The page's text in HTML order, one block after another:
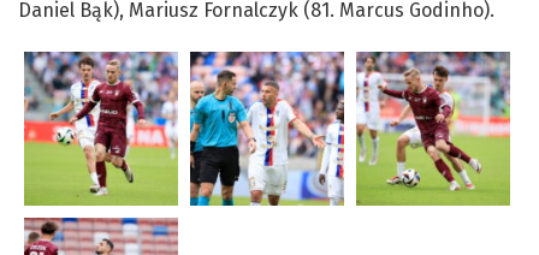
Daniel Bąk), Mariusz Fornalczyk (81. Marcus Godinho).